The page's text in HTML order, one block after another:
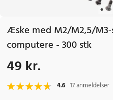
Æske med M2/M2,5/
computere - 300 stk
Pris: 49 kr.
49 kr.
4.6 17 anmeldelser